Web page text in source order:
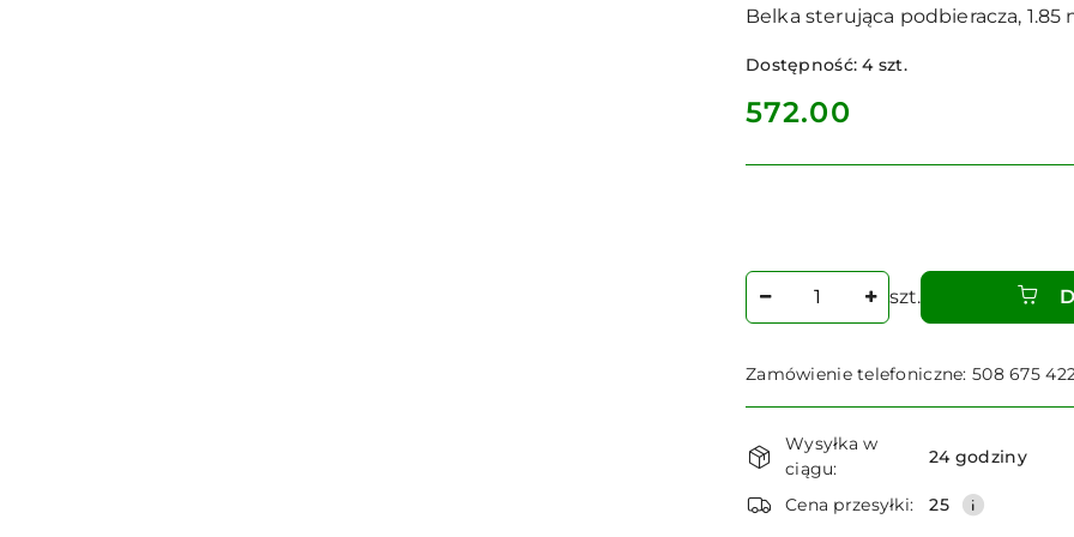
Belka sterująca podbieracza,
Dostępność:4 szt.
cena:
572.00
Ilość
szt.
Zamówienie telefoniczne: 508 675
Dostępność
i
dostawa
Wysyłka w
ciągu:
24 godziny
Cena przesyłki: 25